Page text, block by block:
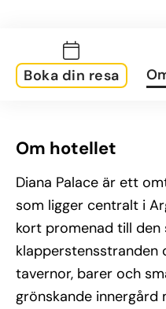
Boka din resa
Om hotellet
Diana Palace är ett
som ligger centralt i
kort promenad till
klapperstensstranden
tavernor, barer och
grönskande innergård